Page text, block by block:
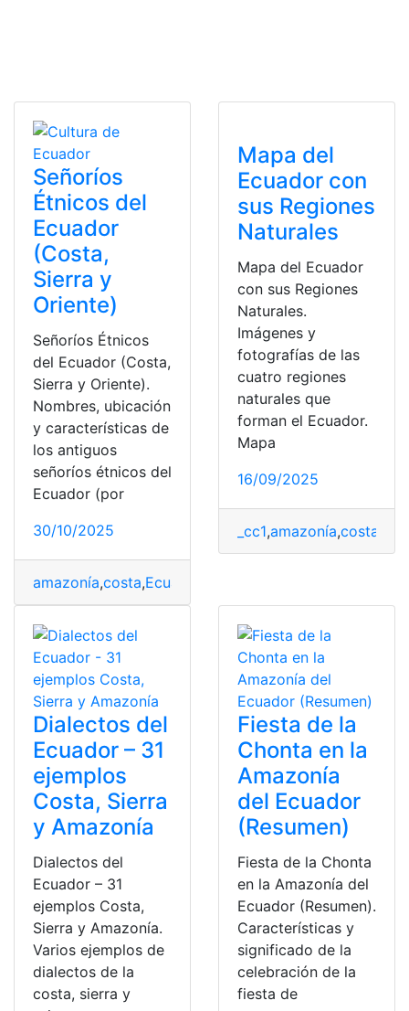
Señoríos
Étnicos del
Ecuador
(Costa,
Sierra y
Oriente)
Señoríos Étnicos
del Ecuador (Costa,
Sierra y Oriente).
Nombres, ubicación
y características de
los antiguos
señoríos étnicos del
Ecuador (por
30/10/2025
amazonía,costa,Ecuador
Mapa del
Ecuador con
sus Regiones
Naturales
Mapa del Ecuador
con sus Regiones
Naturales.
Imágenes y
fotografías de las
cuatro regiones
naturales que
forman el Ecuador.
Mapa
16/09/2025
_cc1,amazonía,costa
Dialectos del
Ecuador – 31
ejemplos
Costa, Sierra
y Amazonía
Dialectos del
Ecuador – 31
ejemplos Costa,
Sierra y Amazonía.
Varios ejemplos de
dialectos de la
costa, sierra y
Fiesta de la
Chonta en la
Amazonía
del Ecuador
(Resumen)
Fiesta de la Chonta
en la Amazonía del
Ecuador (Resumen).
Características y
significado de la
celebración de la
fiesta de